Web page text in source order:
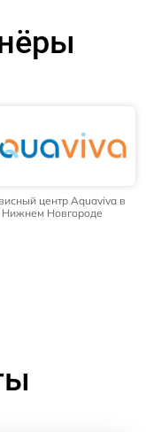
центр Aquaviva в
Нижнем Новгороде